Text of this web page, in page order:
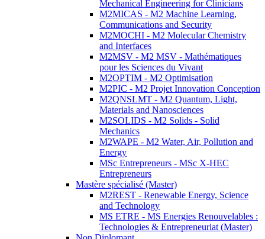
Mechanical Engineering for Clinicians
M2MICAS - M2 Machine Learning,
Communications and Security
M2MOCHI - M2 Molecular Chemistry
and Interfaces
M2MSV - M2 MSV - Mathématiques
pour les Sciences du Vivant
M2OPTIM - M2 Optimisation
M2PIC - M2 Projet Innovation Conception
M2QNSLMT - M2 Quantum, Light,
Materials and Nanosciences
M2SOLIDS - M2 Solids - Solid
Mechanics
M2WAPE - M2 Water, Air, Pollution and
Energy
MSc Entrepreneurs - MSc X-HEC
Entrepreneurs
Mastère spécialisé (Master)
M2REST - Renewable Energy, Science
and Technology
MS ETRE - MS Energies Renouvelables :
Technologies & Entrepreneuriat (Master)